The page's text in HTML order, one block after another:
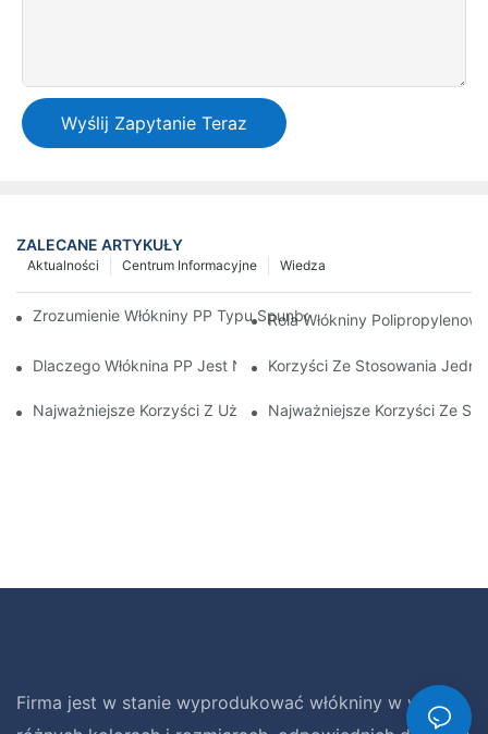
Wyślij Zapytanie Teraz
ZALECANE ARTYKUŁY
Wiedza
Centrum Informacyjne
Aktualności
Zrozumienie Włókniny PP Typu Spunbond I Jej Roli W
Rola Włókniny
Dlaczego Włóknina PP Jest Niezbędna W Produktach
Korzyści Ze Stosowania
Najważniejsze Korzyści Z Używania Wysokiej Jakości
Najważniejsze Korzyści Ze
Firma jest w stanie wyprodukować włókniny w wielu